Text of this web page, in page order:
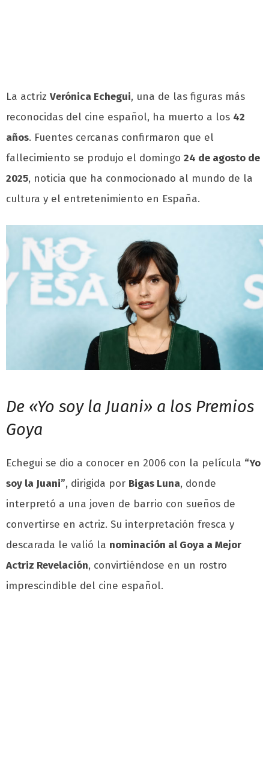
La actriz Verónica Echegui, una de las figuras más
reconocidas del cine español, ha muerto a los 42
años. Fuentes cercanas confirmaron que el
fallecimiento se produjo el domingo 24 de agosto de
2025, noticia que ha conmocionado al mundo de la
cultura y el entretenimiento en España.
De «Yo soy la Juani» a los Premios
Goya
Echegui se dio a conocer en 2006 con la película “Yo
soy la Juani”, dirigida por Bigas Luna, donde
interpretó a una joven de barrio con sueños de
convertirse en actriz. Su interpretación fresca y
descarada le valió la nominación al Goya a Mejor
Actriz Revelación, convirtiéndose en un rostro
imprescindible del cine español.